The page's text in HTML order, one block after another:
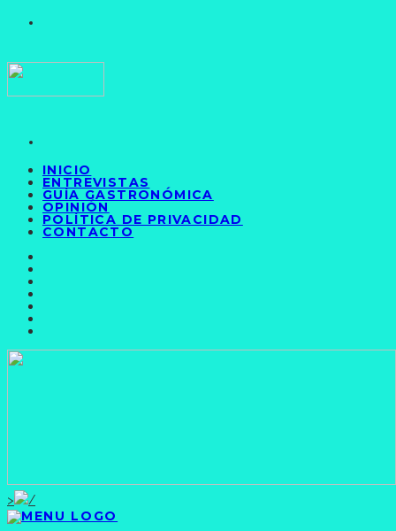
INICIO
ENTREVISTAS
GUÍA GASTRONÓMICA
OPINIÓN
POLÍTICA DE PRIVACIDAD
CONTACTO
>